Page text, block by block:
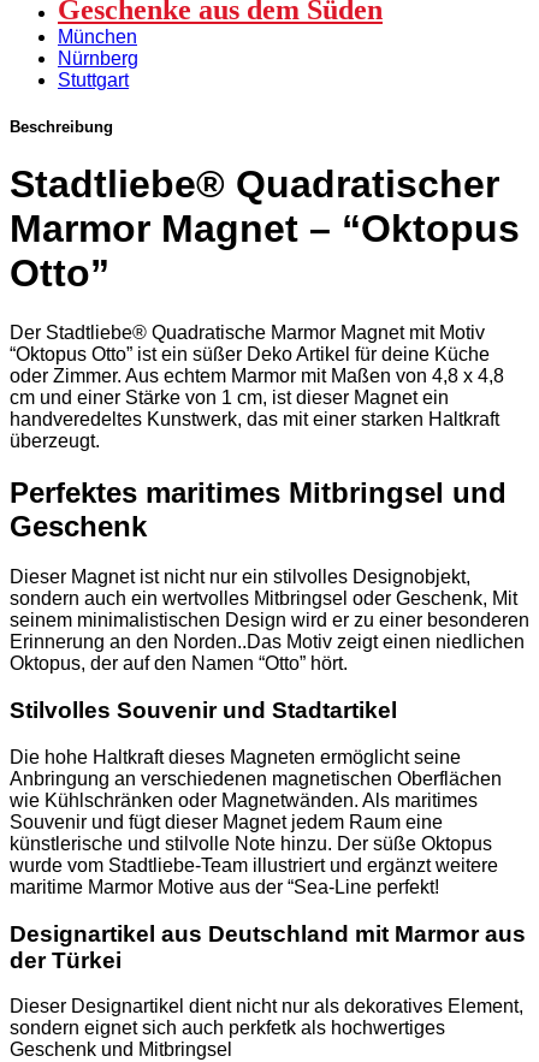
Geschenke aus dem Süden
München
Nürnberg
Stuttgart
Beschreibung
Stadtliebe® Quadratischer
Marmor Magnet – “Oktopus
Otto”
Der Stadtliebe® Quadratische Marmor Magnet mit Motiv
“Oktopus Otto” ist ein süßer Deko Artikel für deine Küche
oder Zimmer. Aus echtem Marmor mit Maßen von 4,8 x 4,8
cm und einer Stärke von 1 cm, ist dieser Magnet ein
handveredeltes Kunstwerk, das mit einer starken Haltkraft
überzeugt.
Perfektes maritimes Mitbringsel und
Geschenk
Dieser Magnet ist nicht nur ein stilvolles Designobjekt,
sondern auch ein wertvolles Mitbringsel oder Geschenk, Mit
seinem minimalistischen Design wird er zu einer besonderen
Erinnerung an den Norden..Das Motiv zeigt einen niedlichen
Oktopus, der auf den Namen “Otto” hört.
Stilvolles Souvenir und Stadtartikel
Die hohe Haltkraft dieses Magneten ermöglicht seine
Anbringung an verschiedenen magnetischen Oberflächen
wie Kühlschränken oder Magnetwänden. Als maritimes
Souvenir und fügt dieser Magnet jedem Raum eine
künstlerische und stilvolle Note hinzu. Der süße Oktopus
wurde vom Stadtliebe-Team illustriert und ergänzt weitere
maritime Marmor Motive aus der “Sea-Line perfekt!
Designartikel aus Deutschland mit Marmor aus
der Türkei
Dieser Designartikel dient nicht nur als dekoratives Element,
sondern eignet sich auch perkfetk als hochwertiges
Geschenk und Mitbringsel